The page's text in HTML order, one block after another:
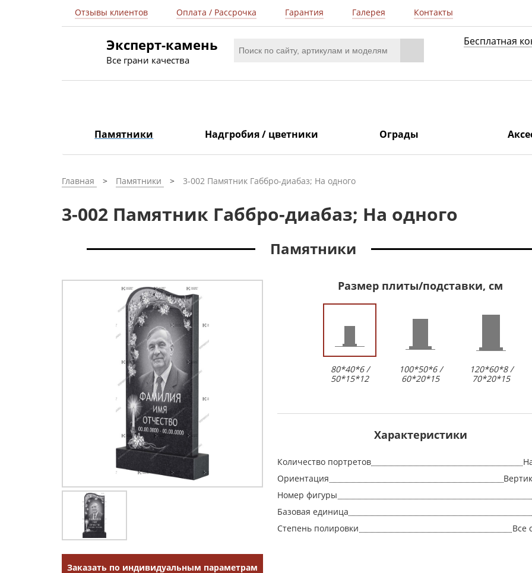
Отзывы клиентов Оплата / Рассрочка Гарантия Галерея Контакты
Эксперт-камень
Все грани качества
Бесплатная
Памятники Надгробия / цветники Ограды
Главная Памятники 3-002 Памятник Габбро-диабаз; На одного
3-002 Памятник Габбро-диабаз; На одного
Памятники
Заказать по индивидуальным параметрам
Размер плиты/подставки, см
80*40*6 /
50*15*12
100*50*6 /
60*20*15
120*60*8 /
70*20*15
Характеристики
Количество портретов
Ориентация
Номер фигуры
Базовая единица
Степень полировки
Все